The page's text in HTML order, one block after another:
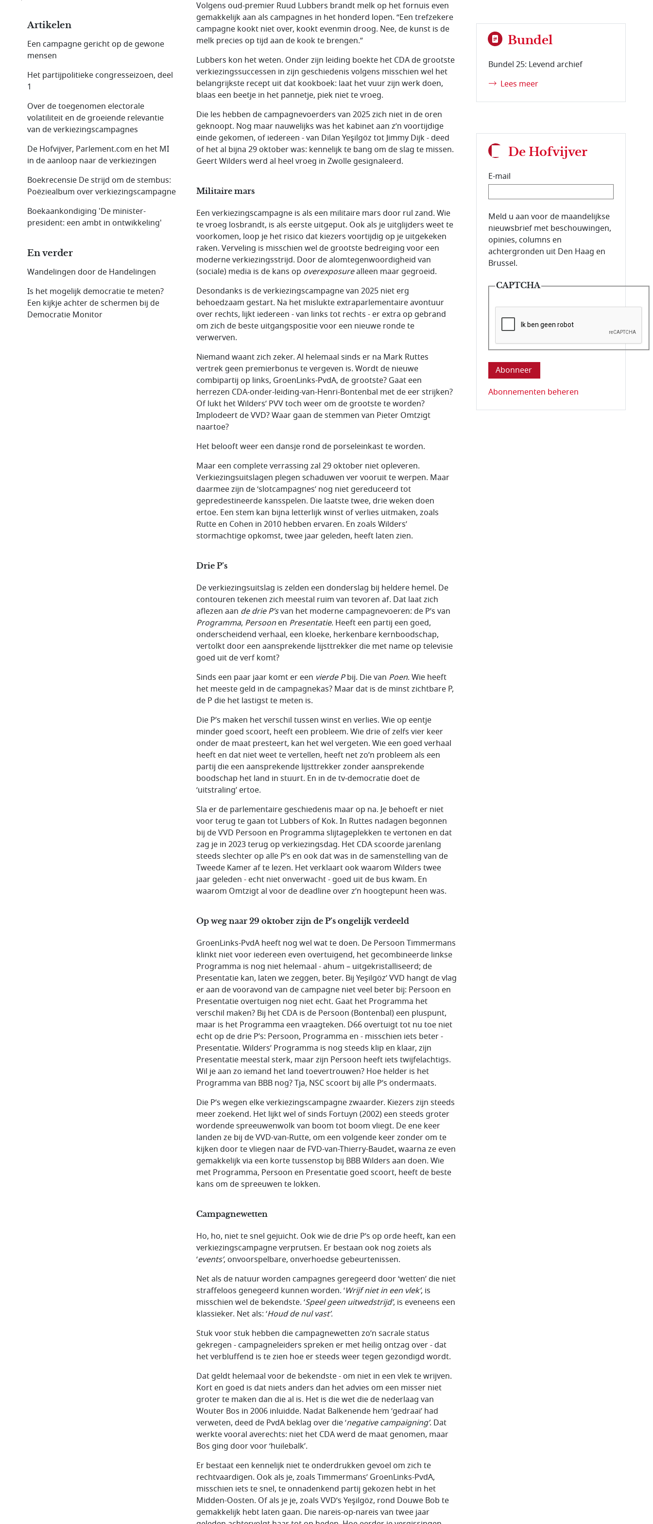
Volgens oud-premier Ruud Lubbers brandt melk op het fornuis even
gemakkelijk aan als campagnes in het honderd lopen. “Een trefzekere
campagne kookt niet over, kookt evenmin droog. Nee, de kunst is de
melk precies op tijd aan de kook te brengen.”
Lubbers kon het weten. Onder zijn leiding boekte het CDA de grootste
verkiezingssuccessen in zijn geschiedenis volgens misschien wel het
belangrijkste recept uit dat kookboek: laat het vuur zijn werk doen,
blaas een beetje in het pannetje, piek niet te vroeg.
Die les hebben de campagnevoerders van 2025 zich niet in de oren
geknoopt. Nog maar nauwelijks was het kabinet aan z’n voortijdige
einde gekomen, of iedereen - van Dilan Yeşilgöz tot Jimmy Dijk - deed
of het al bijna 29 oktober was: kennelijk te bang om de slag te missen.
Geert Wilders werd al heel vroeg in Zwolle gesignaleerd.
Militaire mars
Een verkiezingscampagne is als een militaire mars door rul zand. Wie
te vroeg losbrandt, is als eerste uitgeput. Ook als je uitglijders weet te
voorkomen, loop je het risico dat kiezers voortijdig op je uitgekeken
raken. Verveling is misschien wel de grootste bedreiging voor een
moderne verkiezingsstrijd. Door de alomtegenwoordigheid van
(sociale) media is de kans op overexposurealleen maar gegroeid.
Desondanks is de verkiezingscampagne van 2025 niet erg
behoedzaam gestart. Na het mislukte extraparlementaire avontuur
over rechts, lijkt iedereen - van links tot rechts - er extra op gebrand
om zich de beste uitgangspositie voor een nieuwe ronde te
verwerven.
Niemand waant zich zeker. Al helemaal sinds er na Mark Ruttes
vertrek geen premierbonus te vergeven is. Wordt de nieuwe
combipartij op links, GroenLinks-PvdA, de grootste? Gaat een
herrezen CDA-onder-leiding-van-Henri-Bontenbal met de eer strijken?
Of lukt het Wilders’ PVV toch weer om de grootste te worden?
Implodeert de VVD? Waar gaan de stemmen van Pieter Omtzigt
naartoe?
Het belooft weer een dansje rond de porseleinkast te worden.
Maar een complete verrassing zal 29 oktober niet opleveren.
Verkiezingsuitslagen plegen schaduwen ver vooruit te werpen. Maar
daarmee zijn de ‘slotcampagnes’ nog niet gereduceerd tot
gepredestineerde kansspelen. Die laatste twee, drie weken doen
ertoe. Een stem kan bijna letterlijk winst of verlies uitmaken, zoals
Rutte en Cohen in 2010 hebben ervaren. En zoals Wilders’
stormachtige opkomst, twee jaar geleden, heeft laten zien.
Drie P’s
De verkiezingsuitslag is zelden een donderslag bij heldere hemel. De
contouren tekenen zich meestal ruim van tevoren af. Dat laat zich
aflezen aan de drie P’svan het moderne campagnevoeren: de P’s van
Programma, Persoon en Presentatie. Heeft een partij een goed,
onderscheidend verhaal, een kloeke, herkenbare kernboodschap,
vertolkt door een aansprekende lijsttrekker die met name op televisie
goed uit de verf komt?
Sinds een paar jaar komt er een vierde Pbij. Die van Poen. Wie heeft
het meeste geld in de campagnekas? Maar dat is de minst zichtbare P,
de P die het lastigst te meten is.
Die P’s maken het verschil tussen winst en verlies. Wie op eentje
minder goed scoort, heeft een probleem. Wie drie of zelfs vier keer
onder de maat presteert, kan het wel vergeten. Wie een goed verhaal
heeft en dat niet weet te vertellen, heeft net zo’n probleem als een
partij die een aansprekende lijsttrekker zonder aansprekende
boodschap het land in stuurt. En in de tv-democratie doet de
‘uitstraling’ ertoe.
Sla er de parlementaire geschiedenis maar op na. Je behoeft er niet
voor terug te gaan tot Lubbers of Kok. In Ruttes nadagen begonnen
bij de VVD Persoon en Programma slijtageplekken te vertonen en dat
zag je in 2023 terug op verkiezingsdag. Het CDA scoorde jarenlang
steeds slechter op alle P’s en ook dat was in de samenstelling van de
Tweede Kamer af te lezen. Het verklaart ook waarom Wilders twee
jaar geleden - echt niet onverwacht - goed uit de bus kwam. En
waarom Omtzigt al voor de deadline over z’n hoogtepunt heen was.
Op weg naar 29 oktober zijn de P’s ongelijk verdeeld
GroenLinks-PvdA heeft nog wel wat te doen. De Persoon Timmermans
klinkt niet voor iedereen even overtuigend, het gecombineerde linkse
Programma is nog niet helemaal - ahum – uitgekristalliseerd; de
Presentatie kan, laten we zeggen, beter. Bij Yeşilgöz’ VVD hangt de vlag
er aan de vooravond van de campagne niet veel beter bij: Persoon en
Presentatie overtuigen nog niet echt. Gaat het Programma het
verschil maken? Bij het CDA is de Persoon (Bontenbal) een pluspunt,
maar is het Programma een vraagteken. D66 overtuigt tot nu toe niet
echt op de drie P’s: Persoon, Programma en - misschien iets beter -
Presentatie. Wilders’ Programma is nog steeds klip en klaar, zijn
Presentatie meestal sterk, maar zijn Persoon heeft iets twijfelachtigs.
Wil je aan zo iemand het land toevertrouwen? Hoe helder is het
Programma van BBB nog? Tja, NSC scoort bij alle P’s ondermaats.
Die P’s wegen elke verkiezingscampagne zwaarder. Kiezers zijn steeds
meer zoekend. Het lijkt wel of sinds Fortuyn (2002) een steeds groter
wordende spreeuwenwolk van boom tot boom vliegt. De ene keer
landen ze bij de VVD-van-Rutte, om een volgende keer zonder om te
kijken door te vliegen naar de FVD-van-Thierry-Baudet, waarna ze even
gemakkelijk via een korte tussenstop bij BBB Wilders aan doen. Wie
met Programma, Persoon en Presentatie goed scoort, heeft de beste
kans om de spreeuwen te lokken.
Campagnewetten
Ho, ho, niet te snel gejuicht. Ook wie de drie P’s op orde heeft, kan een
verkiezingscampagne verprutsen. Er bestaan ook nog zoiets als
‘events’, onvoorspelbare, onverhoedse gebeurtenissen.
Net als de natuur worden campagnes geregeerd door ‘wetten’ die niet
straffeloos genegeerd kunnen worden. ‘Wrijf niet in een vlek’, is
misschien wel de bekendste. ‘Speel geen uitwedstrijd’, is eveneens een
klassieker. Net als: ‘Houd de nul vast’.
Stuk voor stuk hebben die campagnewetten zo’n sacrale status
gekregen - campagneleiders spreken er met heilig ontzag over - dat
het verbluffend is te zien hoe er steeds weer tegen gezondigd wordt.
Dat geldt helemaal voor de bekendste - om niet in een vlek te wrijven.
Kort en goed is dat niets anders dan het advies om een misser niet
groter te maken dan die al is. Het is die wet die de nederlaag van
Wouter Bos in 2006 inluidde. Nadat Balkenende hem ‘gedraai’ had
verweten, deed de PvdA beklag over die ‘negative campaigning’. Dat
werkte vooral averechts: niet het CDA werd de maat genomen, maar
Bos ging door voor ‘huilebalk’.
Er bestaat een kennelijk niet te onderdrukken gevoel om zich te
rechtvaardigen. Ook als je, zoals Timmermans’ GroenLinks-PvdA,
misschien iets te snel, te onnadenkend partij gekozen hebt in het
Midden-Oosten. Of als je je, zoals VVD’s Yeşilgöz, rond Douwe Bob te
gemakkelijk hebt laten gaan. Die nareis-op-nareis van twee jaar
Artikelen
Een campagne gericht op de gewone
mensen
Het partijpolitieke congresseizoen, deel
1
Over de toegenomen electorale
volatiliteit en de groeiende relevantie
van de verkiezingscampagnes
De Hofvijver, Parlement.com en het MI
in de aanloop naar de verkiezingen
Boekrecensie De strijd om de stembus:
Poëziealbum over verkiezings­campagne
Boekaankondiging 'De minister-
president: een ambt in ontwikkeling'
En verder
Wandelingen door de Handelingen
Is het mogelijk democratie te meten?
Een kijkje achter de schermen bij de
Democratie Monitor
Bundel
Bundel 25: Levend archief
Lees meer
De Hofvijver
E-mail
E-mailadres van de abonnee.
Meld u aan voor de maandelijkse
nieuwsbrief met beschouwingen,
opinies, columns en
achtergronden uit Den Haag en
Brussel.
CAPTCHA
Deze vraag is om te controleren dat u
Abonnementen beheren